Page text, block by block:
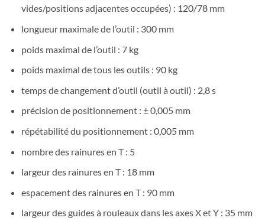
vides/positions adjacentes occupées) : 120/78 mm
longueur maximale de l’outil : 300 mm
poids maximal de l’outil : 7 kg
poids maximal de tous les outils : 90 kg
temps de changement d’outil (outil à outil) : 2,8 s
précision de positionnement : ± 0,005 mm
répétabilité du positionnement : 0,005 mm
nombre des rainures en T : 5
largeur des rainures en T : 18 mm
espacement des rainures en T : 90 mm
largeur des guides à rouleaux dans les axes X et Y : 35 mm